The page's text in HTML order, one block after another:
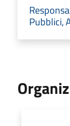
Pubblici,